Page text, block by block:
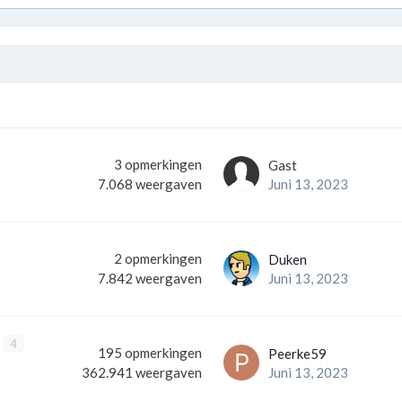
3 opmerkingen
7.068 weergaven
Gast
Juni 13, 2023
2 opmerkingen
7.842 weergaven
Duken
Juni 13, 2023
4
195 opmerkingen
362.941 weergaven
Peerke59
Juni 13, 2023